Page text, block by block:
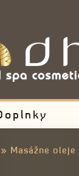
» Masážne oleje